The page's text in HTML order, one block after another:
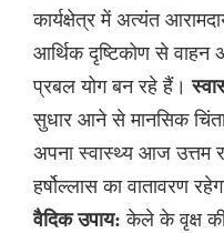
कार्यक्षेत्र में अत्यंत
आर्थिक दृष्टिकोण से
प्रबल योग बन रहे हैं।
सुधार आने से मानसिक
अपना स्वास्थ्य आज उत्तम
हर्षोल्लास का वातावरण
वैदिक उपाय: केले के वृक्ष